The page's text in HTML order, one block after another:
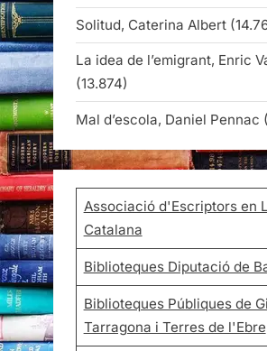
Solitud, Caterina Albert
La idea de l’emigrant, Enric
(13.874)
Mal d’escola, Daniel Pennac
Associació d'Escriptors en
Catalana
Biblioteques Diputació de
Biblioteques Públiques de
Tarragona i Terres de l'Ebre